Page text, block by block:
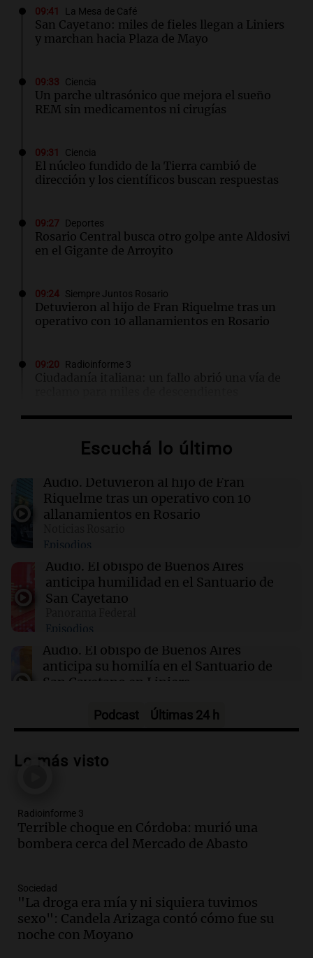
09:41 La Mesa de Café
San Cayetano: miles de fieles llegan a Liniers
y marchan hacia Plaza de Mayo
09:33 Ciencia
Un parche ultrasónico que mejora el sueño
REM sin medicamentos ni cirugías
09:31 Ciencia
El núcleo fundido de la Tierra cambió de
dirección y los científicos buscan respuestas
09:27 Deportes
Rosario Central busca otro golpe ante Aldosivi
en el Gigante de Arroyito
09:24 Siempre Juntos Rosario
Detuvieron al hijo de Fran Riquelme tras un
operativo con 10 allanamientos en Rosario
09:20 Radioinforme 3
Ciudadanía italiana: un fallo abrió una vía de
La búsqueda del amor y la libertad en "La
09:04 Libros
Un amigo gratis: la búsqueda de la aceptación
River Plate
River se enfrenta a Tigre en un duelo crucial
para el futuro de Coudet
Escuchá lo último
Audio. Detuvieron al hijo de Fran
Riquelme tras un operativo con 10
allanamientos en Rosario
Episodios
Audio. El obispo de Buenos Aires
anticipa humilidad en el Santuario de
San Cayetano
Episodios
Audio. El obispo de Buenos Aires
anticipa su homilía en el Santuario de
San Cayetano en Liniers
Audio.Prisión preventiva para
en Santa Lucía, Tucumán
Audio.Aumento de tarifas de luz en
Tucumán afecta a hogares con subas de
hasta el 38% en agosto
Episodios
Audio. El primer semestre de 2026
reporta menos víctimas fatales en
accidentes de tránsito en Mendoza
Podcast Últimas 24 h
Lo más visto
Radioinforme 3
Terrible choque en Córdoba: murió una
bombera cerca del Mercado de Abasto
Sociedad
"La droga era mía y ni siquiera tuvimos
sexo": Candela Arizaga contó cómo fue su
noche con Moyano